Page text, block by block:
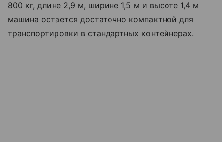
800 кг, длине 2,9 м, ширине 1,5 м и высоте 1,4 м
машина остается достаточно компактной для
транспортировки в стандартных контейнерах.